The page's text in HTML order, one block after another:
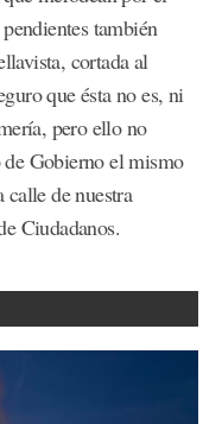
también
cortada al
que ésta no es, ni
pero ello no
Gobierno el mismo
de nuestra
Ciudadanos.